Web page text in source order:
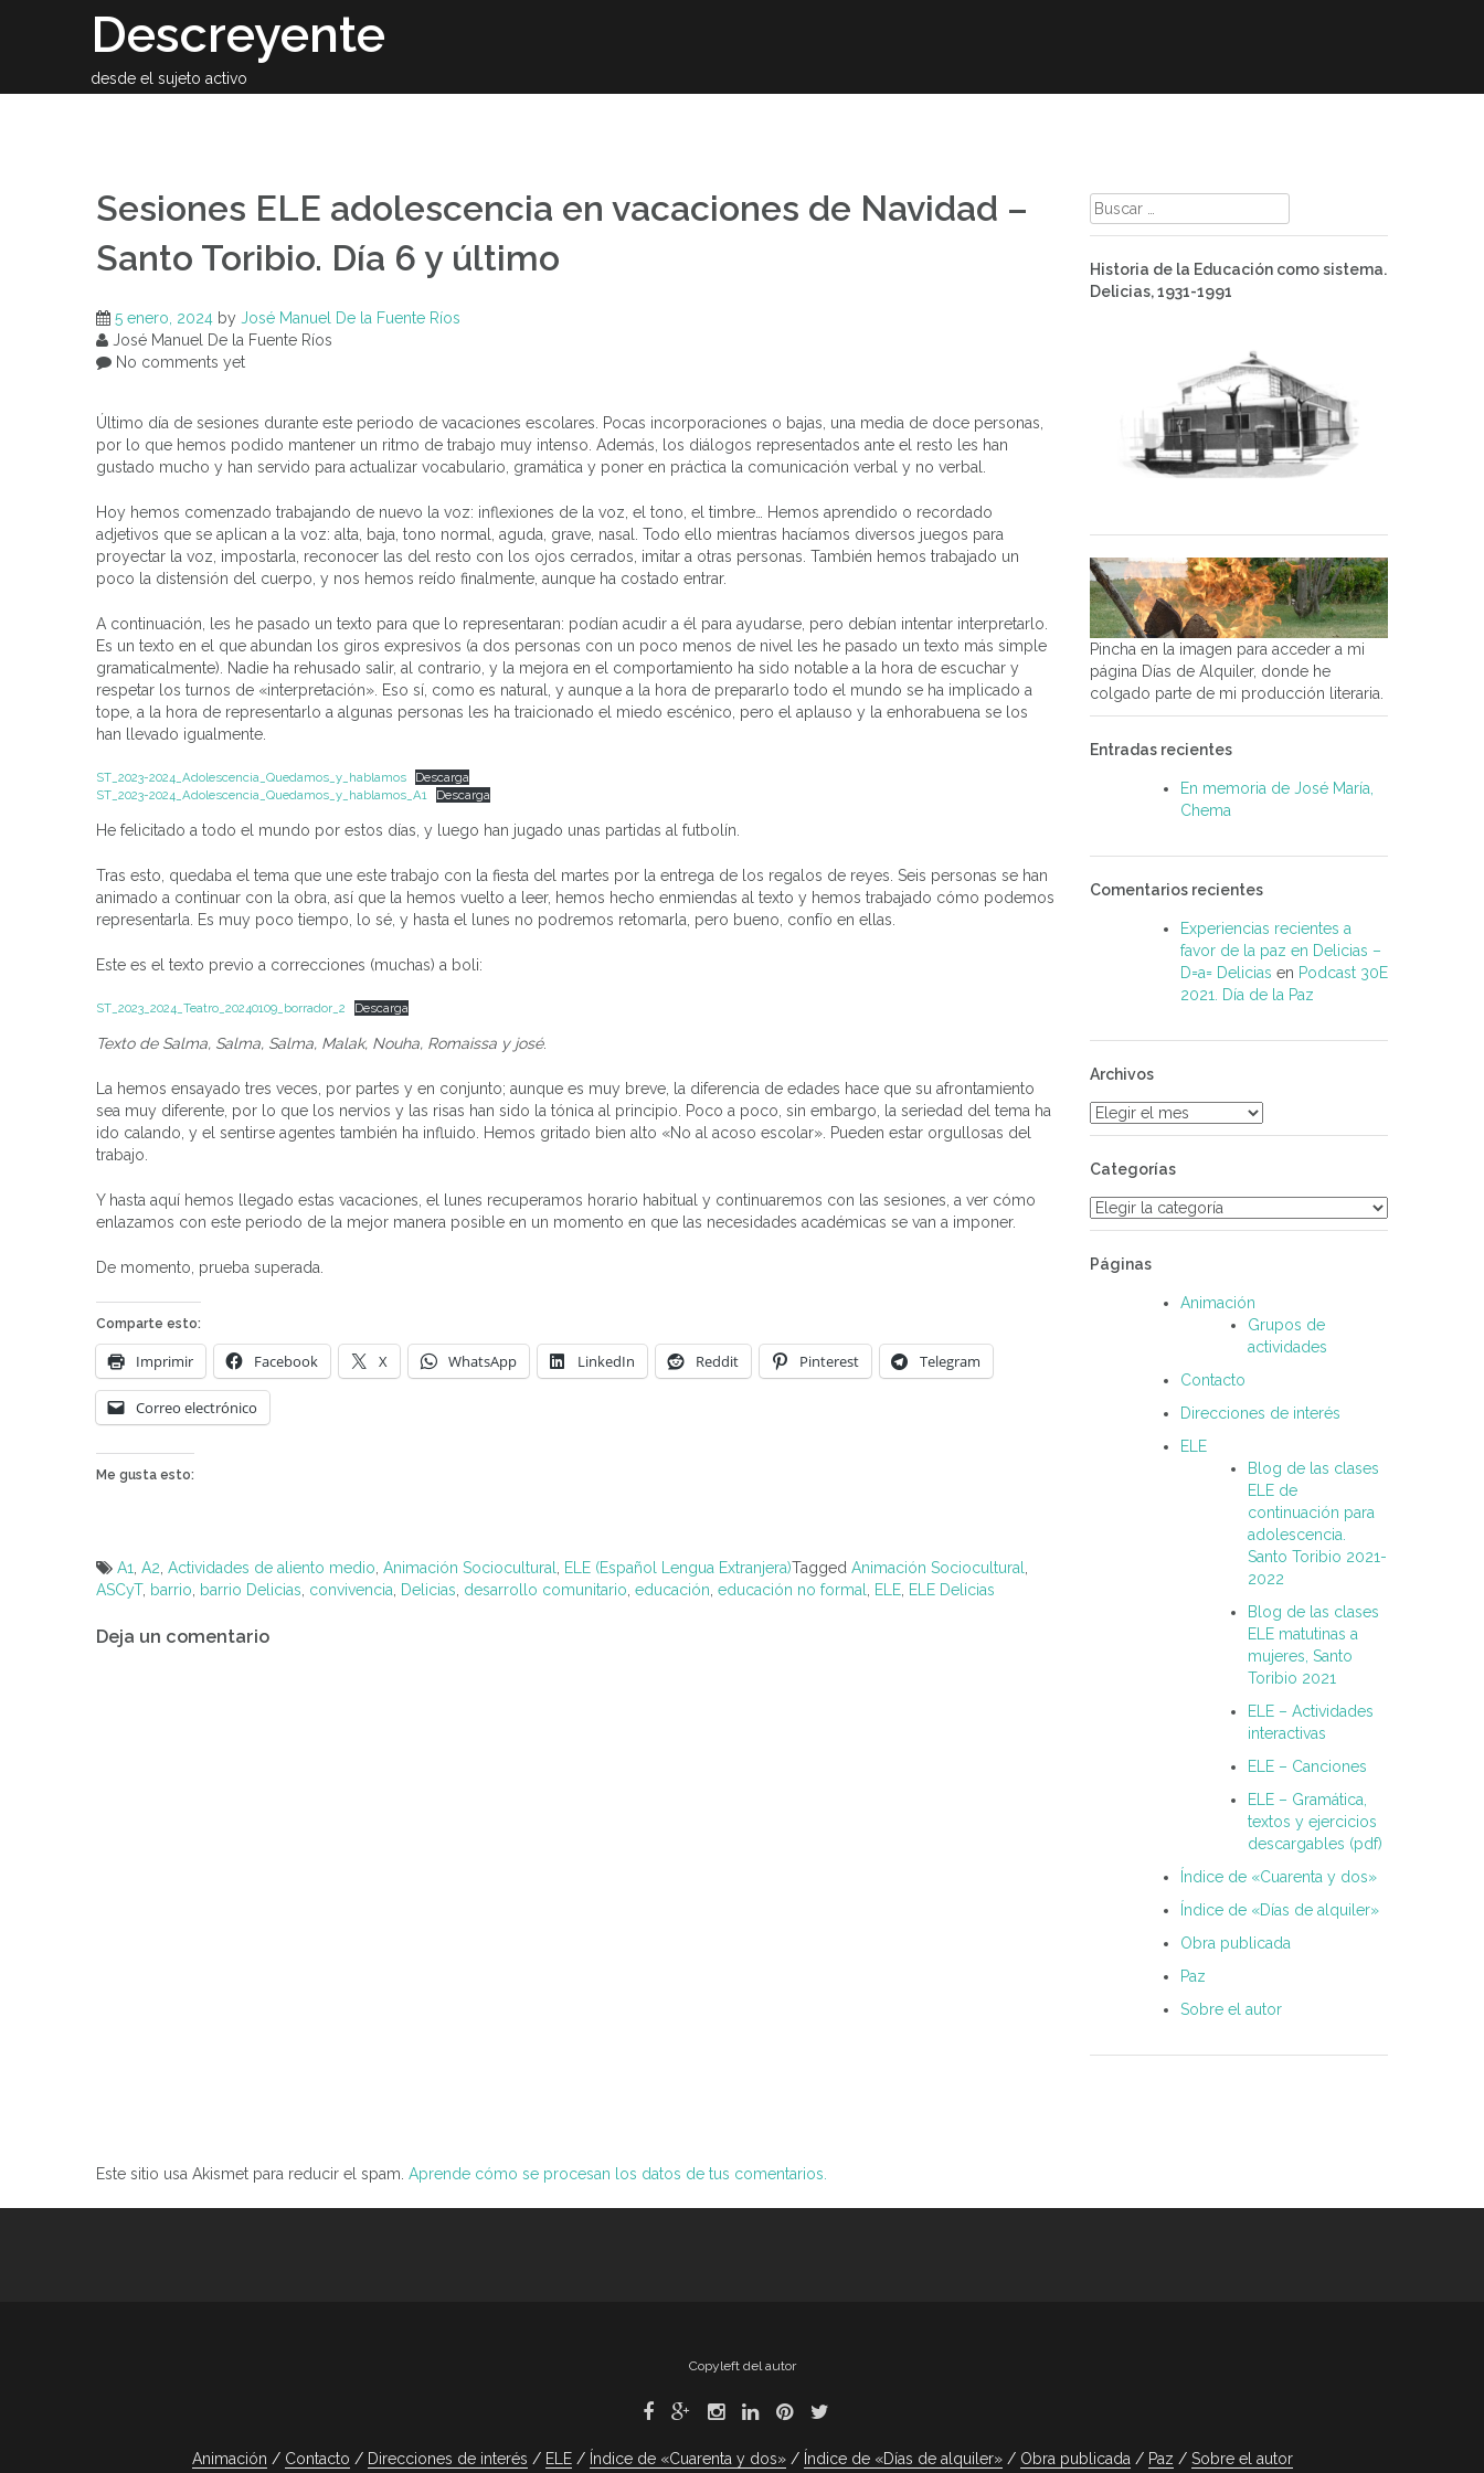
Descreyente
desde el sujeto activo
Sesiones ELE adolescencia en vacaciones de Navidad –
Santo Toribio. Día 6 y último
5 enero, 2024 by José Manuel De la Fuente Ríos
José Manuel De la Fuente Ríos
No comments yet
Último día de sesiones durante este periodo de vacaciones escolares. Pocas incorporaciones o bajas, una media de doce personas,
por lo que hemos podido mantener un ritmo de trabajo muy intenso. Además, los diálogos representados ante el resto les han
gustado mucho y han servido para actualizar vocabulario, gramática y poner en práctica la comunicación verbal y no verbal.
Hoy hemos comenzado trabajando de nuevo la voz: inflexiones de la voz, el tono, el timbre… Hemos aprendido o recordado
adjetivos que se aplican a la voz: alta, baja, tono normal, aguda, grave, nasal. Todo ello mientras hacíamos diversos juegos para
proyectar la voz, impostarla, reconocer las del resto con los ojos cerrados, imitar a otras personas. También hemos trabajado un
poco la distensión del cuerpo, y nos hemos reído finalmente, aunque ha costado entrar.
A continuación, les he pasado un texto para que lo representaran: podían acudir a él para ayudarse, pero debían intentar interpretarlo.
Es un texto en el que abundan los giros expresivos (a dos personas con un poco menos de nivel les he pasado un texto más simple
gramaticalmente). Nadie ha rehusado salir, al contrario, y la mejora en el comportamiento ha sido notable a la hora de escuchar y
respetar los turnos de «interpretación». Eso sí, como es natural, y aunque a la hora de prepararlo todo el mundo se ha implicado a
tope, a la hora de representarlo a algunas personas les ha traicionado el miedo escénico, pero el aplauso y la enhorabuena se los
han llevado igualmente.
ST_2023-2024_Adolescencia_Quedamos_y_hablamos
Descarga
ST_2023-2024_Adolescencia_Quedamos_y_hablamos_A1
Descarga
He felicitado a todo el mundo por estos días, y luego han jugado unas partidas al futbolín.
Tras esto, quedaba el tema que une este trabajo con la fiesta del martes por la entrega de los regalos de reyes. Seis personas se han
animado a continuar con la obra, así que la hemos vuelto a leer, hemos hecho enmiendas al texto y hemos trabajado cómo podemos
representarla. Es muy poco tiempo, lo sé, y hasta el lunes no podremos retomarla, pero bueno, confío en ellas.
Este es el texto previo a correcciones (muchas) a boli:
ST_2023_2024_Teatro_20240109_borrador_2 Descarga
Texto de Salma, Salma, Salma, Malak, Nouha, Romaissa y josé.
La hemos ensayado tres veces, por partes y en conjunto; aunque es muy breve, la diferencia de edades hace que su afrontamiento
sea muy diferente, por lo que los nervios y las risas han sido la tónica al principio. Poco a poco, sin embargo, la seriedad del tema ha
ido calando, y el sentirse agentes también ha influido. Hemos gritado bien alto «No al acoso escolar». Pueden estar orgullosas del
trabajo.
Y hasta aquí hemos llegado estas vacaciones, el lunes recuperamos horario habitual y continuaremos con las sesiones, a ver cómo
enlazamos con este periodo de la mejor manera posible en un momento en que las necesidades académicas se van a imponer.
De momento, prueba superada.
Comparte esto:
Imprimir Facebook X WhatsApp LinkedIn Reddit Pinterest Telegram
Correo electrónico
Me gusta esto:
A1 A2 Actividades de aliento medio Animación Sociocultural ELE (Español Lengua Extranjera)Tagged Animación Sociocultural
ASCyT, barrio barrio Delicias convivencia Delicias desarrollo comunitario educación educación no formal ELE ELE Delicias
de
Deja un comentario
Este sitio usa Akismet para reducir el spam. Aprende cómo se procesan los datos de tus comentarios.
Buscar:
Historia de la Educación como sistema.
Delicias, 1931-1991
Pincha en la imagen para acceder a mi
página Días de Alquiler, donde he
colgado parte de mi producción literaria.
Entradas recientes
En memoria de José María,
Chema
Comentarios recientes
Experiencias recientes a
favor de la paz en Delicias –
D=a= Delicias en Podcast 30E
2021. Día de la Paz
Archivos
Archivos
Categorías
Categorías
Páginas
Animación
Grupos de
actividades
Contacto
Direcciones de interés
ELE
Blog de las clases
ELE de
continuación para
adolescencia.
Santo Toribio 2021-
2022
Blog de las clases
ELE matutinas a
mujeres, Santo
Toribio 2021
ELE – Actividades
interactivas
ELE – Canciones
ELE – Gramática,
textos y ejercicios
descargables (pdf)
Índice de «Cuarenta y dos»
Índice de «Días de alquiler»
Obra publicada
Paz
Sobre el autor
Copyleft del autor
Animación Contacto Direcciones de interés ELE Índice de «Cuarenta y dos» Índice de «Días de alquiler» Obra publicada Paz Sobre el autor